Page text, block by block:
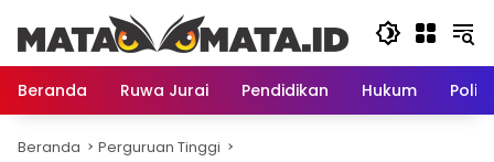
konten
Beranda
Ruwa Jurai Pendidikan Hukum
Beranda Perguruan Tinggi